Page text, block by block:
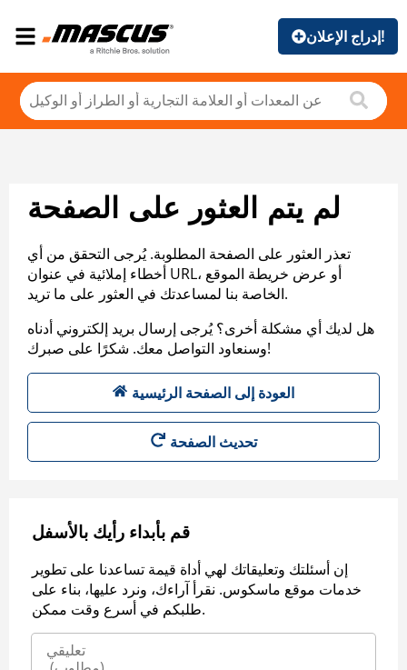
إدراج الإعلان!
لم يتم العثور على الصفحة
تعذر العثور على الصفحة المطلوبة. يُرجى التحقق من أي
أخطاء إملائية في عنوان URL، أو عرض خريطة الموقع
الخاصة بنا لمساعدتك في العثور على ما تريد.
هل لديك أي مشكلة أخرى؟ يُرجى إرسال بريد إلكتروني أدناه
وسنعاود التواصل معك. شكرًا على صبرك!
العودة إلى الصفحة الرئيسية
تحديث الصفحة
قم بأبداء رأيك بالأسفل
إن أسئلتك وتعليقاتك لهي أداة قيمة تساعدنا على تطوير
خدمات موقع ماسكوس. نقرأ آراءك، ونرد عليها، بناء على
طلبكم في أسرع وقت ممكن.